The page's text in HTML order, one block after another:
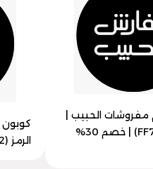
الحبيب |
رمز الكود (FF72) | خصم 30%
كوبون
الرمز (FF72) | خصم 40% الآن